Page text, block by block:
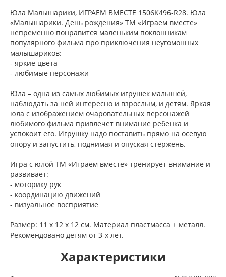
Юла Малышарики, ИГРАЕМ ВМЕСТЕ 1506K496-R28. Юла
«Малышарики. День рождения» ТМ «Играем вместе»
непременно понравится маленьким поклонникам
популярного фильма про приключения неугомонных
малышариков:
- яркие цвета
- любимые персонажи
Юла – одна из самых любимых игрушек малышей,
наблюдать за ней интересно и взрослым, и детям. Яркая
юла с изображением очаровательных персонажей
любимого фильма привлечет внимание ребенка и
успокоит его. Игрушку надо поставить прямо на осевую
опору и запустить, поднимая и опуская стержень.
Игра с юлой ТМ «Играем вместе» тренирует внимание и
развивает:
- моторику рук
- координацию движений
- визуальное восприятие
Размер: 11 x 12 x 12 см. Материал пластмасса + металл.
Рекомендовано детям от 3-х лет.
Характеристики